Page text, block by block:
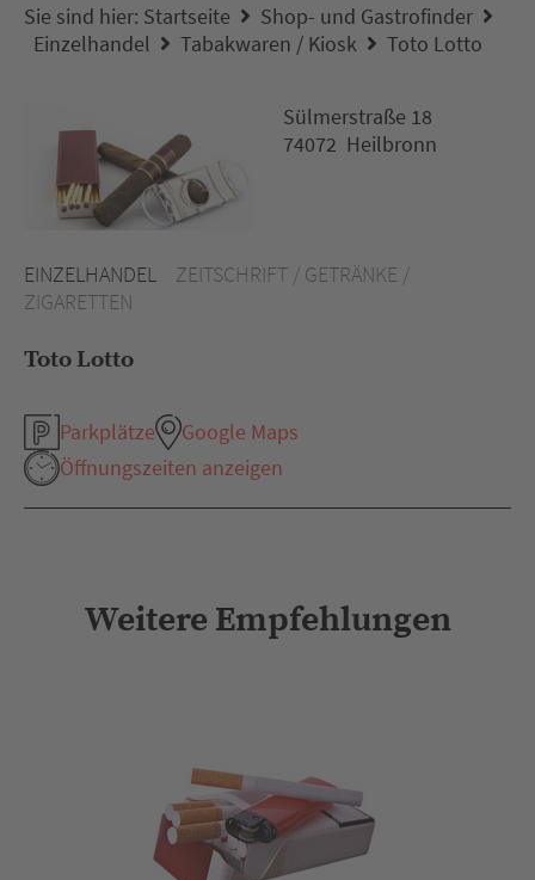
Sie sind hier: Startseite
Shop- und Gastrofinder
Einzelhandel
Tabakwaren / Kiosk Toto Lotto
EINZELHANDEL
ZEITSCHRIFT / GETRÄNKE /
ZIGARETTEN
Toto Lotto
Parkplätze
Google Maps
Öffnungszeiten anzeigen
Sülmerstraße 18
74072 Heilbronn
Weitere Empfehlungen